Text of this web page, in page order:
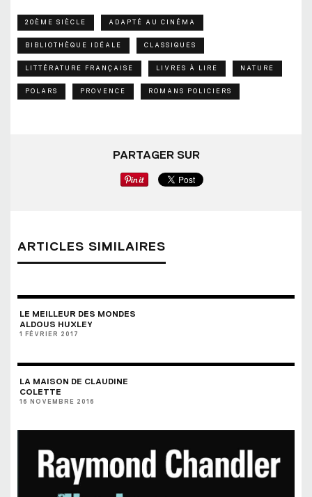
20ÈME SIÈCLE ADAPTÉ AU CINÉMA
BIBLIOTHÈQUE IDÉALE CLASSIQUES
LITTÉRATURE FRANÇAISE LIVRES À LIRE NATURE
POLARS PROVENCE ROMANS POLICIERS
PARTAGER SUR
ARTICLES SIMILAIRES
LE MEILLEUR DES MONDES
ALDOUS HUXLEY
1 FÉVRIER 2017
LA MAISON DE CLAUDINE
COLETTE
16 NOVEMBRE 2016